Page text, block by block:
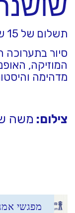
תשלום של 15 שח (במקום 25 שח) לרישום : 0523858511
סיור בתערוכה
המוזיקה,
מדהימה
צילום: משה
מפגשי